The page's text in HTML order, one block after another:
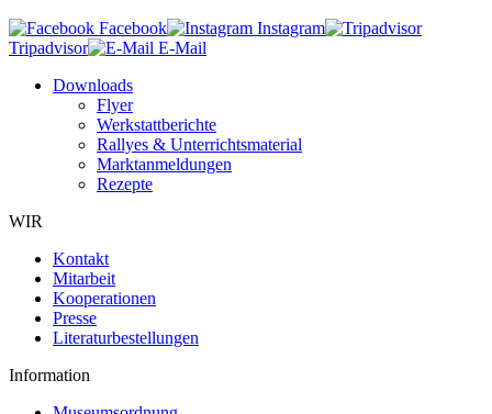
Facebook
Instagram
Tripadvisor
E-Mail
Downloads
Flyer
Werkstattberichte
Rallyes & Unterrichtsmaterial
Marktanmeldungen
Rezepte
WIR
Kontakt
Mitarbeit
Kooperationen
Presse
Literaturbestellungen
Information